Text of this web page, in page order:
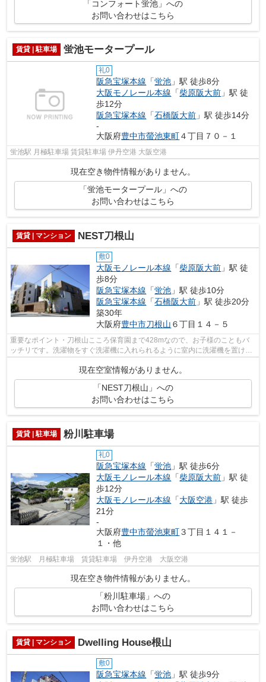
「コンフォート蛍池」への
お問い合わせはこちら
賃貸 | 駐車場 蛍池モータープール
礼0
阪急宝塚本線 「蛍池 」駅 徒歩8分
大阪モノレール本線 「柴原阪大前 」駅 徒
歩12分
阪急宝塚本線 「石橋阪大前 」駅 徒歩14分
-
大阪府豊中市螢池東町４丁目７０－１
蛍池駅 月極駐車場 賃貸駐車場 伊丹空港 大阪空港
現在空き物件情報がありません。
「蛍池モータープール」への
お問い合わせはこちら
賃貸 | マンション NEST刀根山
敷0
大阪モノレール本線 「柴原阪大前 」駅 徒
歩8分
阪急宝塚本線 「蛍池 」駅 徒歩10分
阪急宝塚本線 「石橋阪大前 」駅 徒歩20分
築30年
大阪府豊中市刀根山 ６丁目１４－５
重要なポイント・刀根山こころ保育園まで428mなので、お子様のこともバ
ッチリです。洗濯物をすぐ洗濯機に入れられるように室内に洗濯機を置けま
現在空室情報がありません。
「NEST刀根山」への
お問い合わせはこちら
賃貸 | 駐車場 粉川駐車場
礼0
阪急宝塚本線 「蛍池 」駅 徒歩6分
大阪モノレール本線 「柴原阪大前 」駅 徒
歩12分
大阪モノレール本線 「大阪空港 」駅 徒歩
21分
-
大阪府豊中市螢池東町３丁目１４１－
１・他
蛍池駅 月極駐車場 賃貸駐車場 伊丹空港 大阪空港
現在空き物件情報がありません。
「粉川駐車場」への
お問い合わせはこちら
賃貸 | マンション Dwelling House根山
敷0
阪急宝塚本線 「蛍池 」駅 徒歩9分